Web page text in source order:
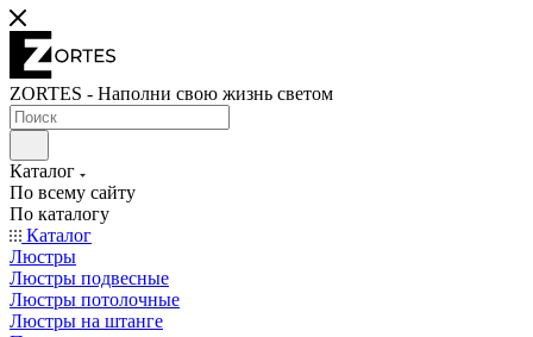
ZORTES - Наполни свою жизнь светом
Каталог
По всему сайту
По каталогу
Каталог
Люстры
Люстры подвесные
Люстры потолочные
Люстры на штанге